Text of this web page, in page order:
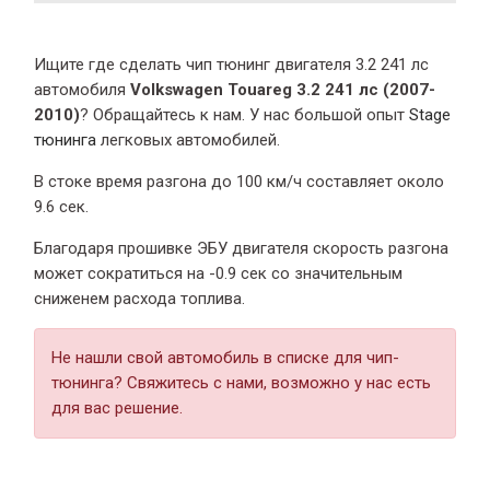
Ищите где сделать чип тюнинг двигателя 3.2 241 лс
автомобиляVolkswagen Touareg 3.2 241 лс (2007-
2010)? Обращайтесь к нам. У нас большой опытStage
тюнинга легковых автомобилей.
В стоке время разгонадо 100 км/ч составляет около
9.6 сек.
Благодаря прошивке ЭБУ двигателя скорость разгона
может сократиться на -0.9 сек со значительным
сниженем расхода топлива.
Не нашли свой автомобиль в списке для чип-
тюнинга? Свяжитесь с нами, возможно у нас есть
для вас решение.